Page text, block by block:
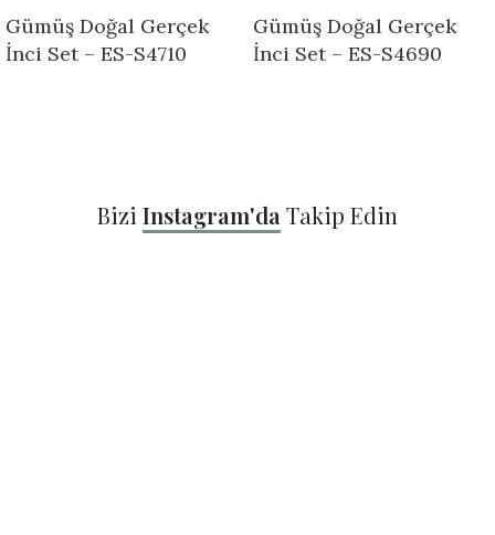
Gümüş Doğal Gerçek
İnci Set – ES-S4710
Gümüş Doğal Gerçek
İnci Set – ES-S4690
Bizi Instagram'da Takip Edin